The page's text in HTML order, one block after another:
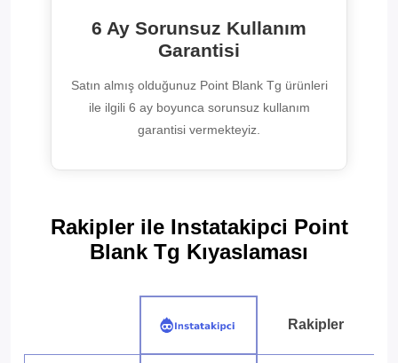
6 Ay Sorunsuz Kullanım
Garantisi
Satın almış olduğunuz Point Blank Tg ürünleri
ile ilgili 6 ay boyunca sorunsuz kullanım
garantisi vermekteyiz.
Rakipler ile Instatakipci Point
Blank Tg Kıyaslaması
Rakipler